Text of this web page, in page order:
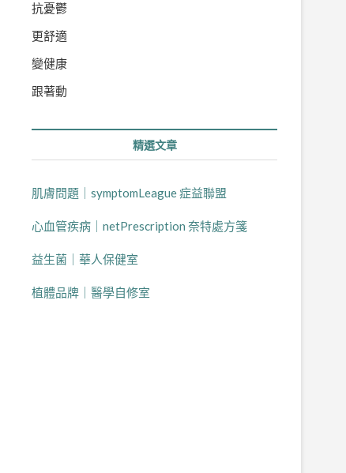
抗憂鬱
更舒適
變健康
跟著動
精選文章
肌膚問題｜symptomLeague 症益聯盟
心血管疾病｜netPrescription 奈特處方箋
益生菌｜華人保健室
植體品牌｜醫學自修室